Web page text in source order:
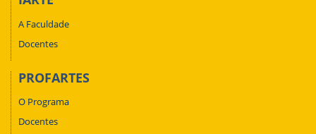
A Faculdade
Docentes
PROFARTES
O Programa
Docentes